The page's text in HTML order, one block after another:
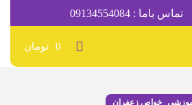
تماس باما : 09134554084
0 تومان
,خواص زعفران